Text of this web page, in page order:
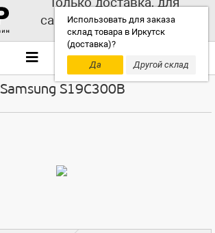
Использовать для заказа
склад товара в Иркутск
(доставка)?
Да
Другой склад
самовывоза выбирайте
другой склад!
S19C300B